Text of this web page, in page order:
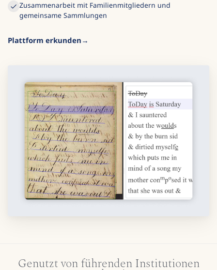
Zusammenarbeit mit Familienmitgliedern und
gemeinsame Sammlungen
Plattform erkunden
Genutzt von führenden Institutionen